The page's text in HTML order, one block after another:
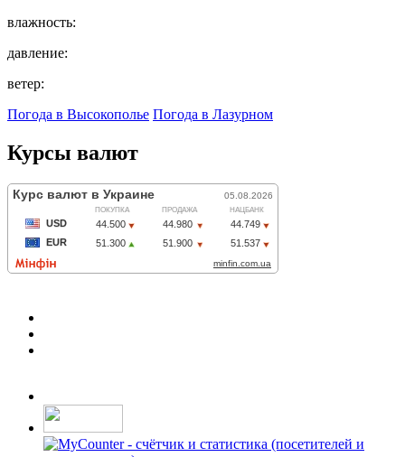
влажность:
давление:
ветер:
Погода в Высокополье Погода в Лазурном
Курсы валют